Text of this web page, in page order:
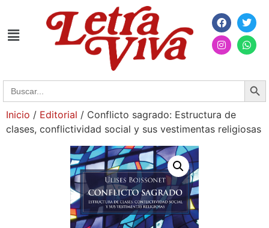
Search
for:
Inicio / Editorial / Conflicto sagrado: Estructura de
clases, conflictividad social y sus vestimentas religiosas